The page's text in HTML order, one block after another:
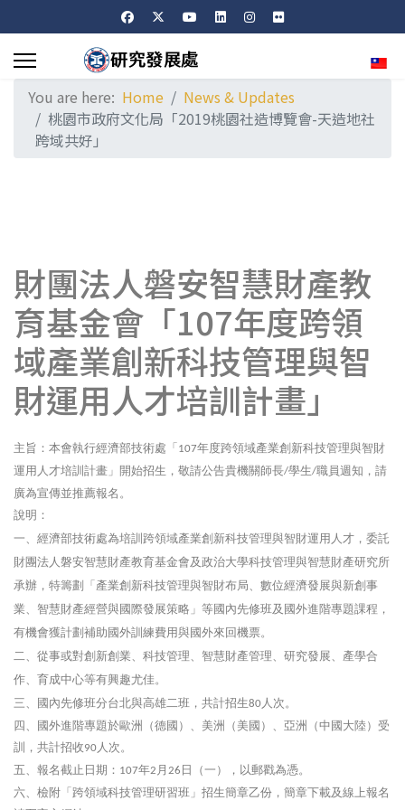
You are here: Home
News & Updates
桃園市政府文化局「2019桃園社造博覽會-天造地社
跨域共好」
財團法人磐安智慧財產教
育基金會「107年度跨領
域產業創新科技管理與智
財運用人才培訓計畫」
主旨：本會執行經濟部技術處「 107年度跨領域產業創新科技管理與智財
運用人才培訓計畫」開始招生，敬請公告貴機關師長/學生/職員週知，請
廣為宣傳並推薦報名。
說明：
一、經濟部技術處為培訓跨領域產業創新科技管理與智財運用人才，委託
財團法人磐安智慧財產教育基金會及政治大學科技管理與智慧財產研究所
承辦，特籌劃「產業創新科技管理與智財布局、數位經濟發展與新創事
業、智慧財產經營與國際發展策略」等國內先修班及國外進階專題課程，
有機會獲計劃補助國外訓練費用與國外來回機票。
二、從事或對創新創業、科技管理、智慧財產管理、研究發展、產學合
作、育成中心等有興趣尤佳。
三、國內先修班分台北與高雄二班，共計招生80人次。
四、國外進階專題於歐洲（德國）、美洲（美國）、亞洲（中國大陸）受
訓，共計招收90人次。
五、報名截止日期： 107年2 月 26 日（一），以郵戳為憑。
六、檢附「跨領域科技管理研習班」招生簡章乙份，簡章下載及線上報名